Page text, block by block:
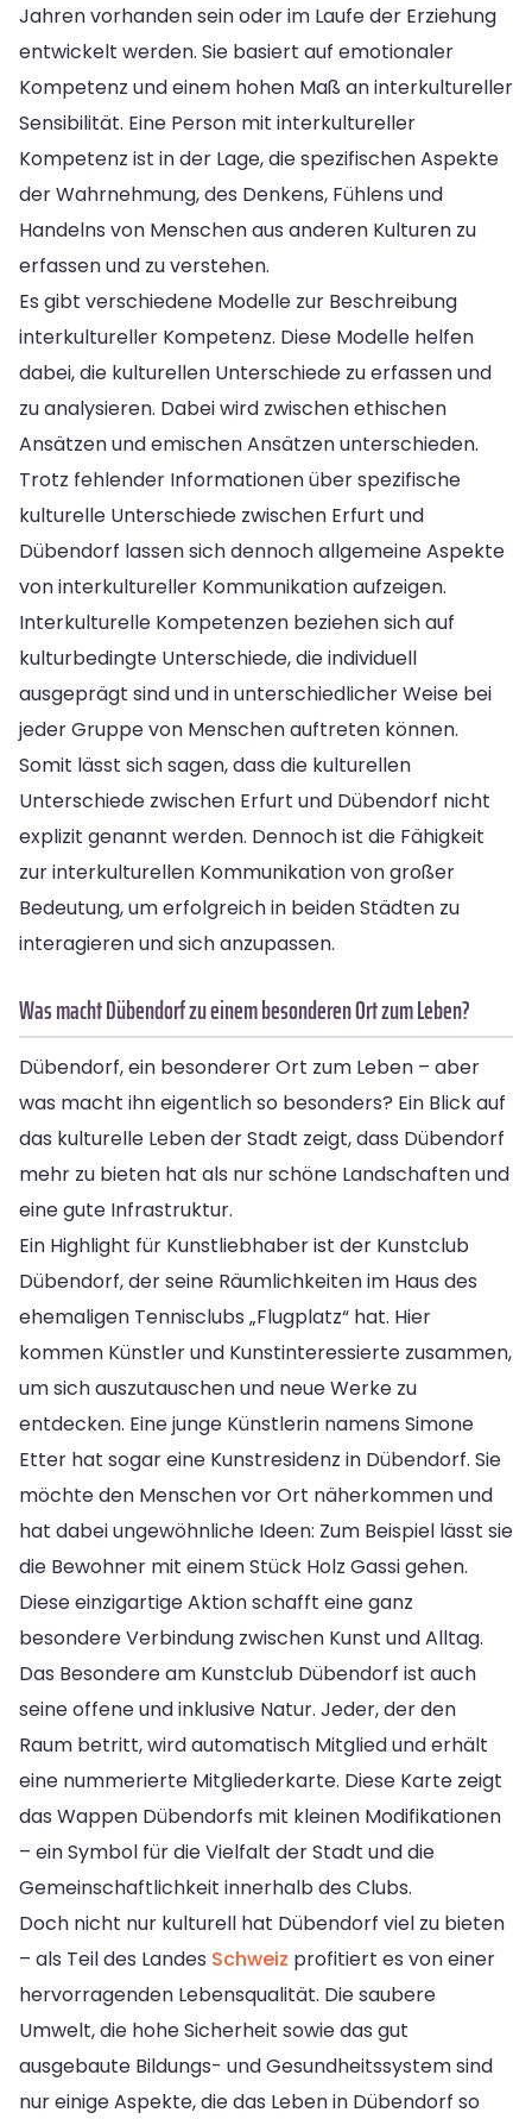
Jahren vorhanden sein oder im Laufe der Erziehung
entwickelt werden. Sie basiert auf emotionaler
Kompetenz und einem hohen Maß an interkultureller
Sensibilität. Eine Person mit interkultureller
Kompetenz ist in der Lage, die spezifischen Aspekte
der Wahrnehmung, des Denkens, Fühlens und
Handelns von Menschen aus anderen Kulturen zu
erfassen und zu verstehen.
Es gibt verschiedene Modelle zur Beschreibung
interkultureller Kompetenz. Diese Modelle helfen
dabei, die kulturellen Unterschiede zu erfassen und
zu analysieren. Dabei wird zwischen ethischen
Ansätzen und emischen Ansätzen unterschieden.
Trotz fehlender Informationen über spezifische
kulturelle Unterschiede zwischen Erfurt und
Dübendorf lassen sich dennoch allgemeine Aspekte
von interkultureller Kommunikation aufzeigen.
Interkulturelle Kompetenzen beziehen sich auf
kulturbedingte Unterschiede, die individuell
ausgeprägt sind und in unterschiedlicher Weise bei
jeder Gruppe von Menschen auftreten können.
Somit lässt sich sagen, dass die kulturellen
Unterschiede zwischen Erfurt und Dübendorf nicht
explizit genannt werden. Dennoch ist die Fähigkeit
zur interkulturellen Kommunikation von großer
Bedeutung, um erfolgreich in beiden Städten zu
interagieren und sich anzupassen.
Was macht Dübendorf zu einem besonderen Ort zum Leben?
Dübendorf, ein besonderer Ort zum Leben – aber
was macht ihn eigentlich so besonders? Ein Blick auf
das kulturelle Leben der Stadt zeigt, dass Dübendorf
mehr zu bieten hat als nur schöne Landschaften und
eine gute Infrastruktur.
Ein Highlight für Kunstliebhaber ist der Kunstclub
Dübendorf, der seine Räumlichkeiten im Haus des
ehemaligen Tennisclubs „Flugplatz“ hat. Hier
kommen Künstler und Kunstinteressierte zusammen,
um sich auszutauschen und neue Werke zu
entdecken. Eine junge Künstlerin namens Simone
Etter hat sogar eine Kunstresidenz in Dübendorf. Sie
möchte den Menschen vor Ort näherkommen und
hat dabei ungewöhnliche Ideen: Zum Beispiel lässt sie
die Bewohner mit einem Stück Holz Gassi gehen.
Diese einzigartige Aktion schafft eine ganz
besondere Verbindung zwischen Kunst und Alltag.
Das Besondere am Kunstclub Dübendorf ist auch
seine offene und inklusive Natur. Jeder, der den
Raum betritt, wird automatisch Mitglied und erhält
eine nummerierte Mitgliederkarte. Diese Karte zeigt
das Wappen Dübendorfs mit kleinen Modifikationen
– ein Symbol für die Vielfalt der Stadt und die
Gemeinschaftlichkeit innerhalb des Clubs.
Doch nicht nur kulturell hat Dübendorf viel zu bieten
– als Teil des Landes Schweiz profitiert es von einer
hervorragenden Lebensqualität. Die saubere
Umwelt, die hohe Sicherheit sowie das gut
ausgebaute Bildungs- und Gesundheitssystem sind
nur einige Aspekte, die das Leben in Dübendorf so